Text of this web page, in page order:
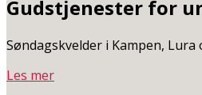
Gudstjenester for
Søndagskvelder i Kampen, Lura
Les mer